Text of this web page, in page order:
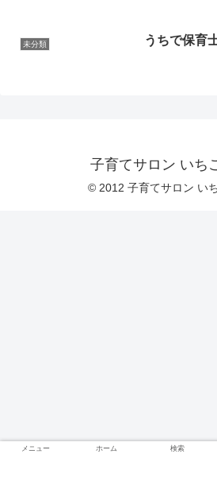
未分類 うちで保育
子育てサロン いち
© 2012 子育てサロン いち
メニュー ホーム 検索